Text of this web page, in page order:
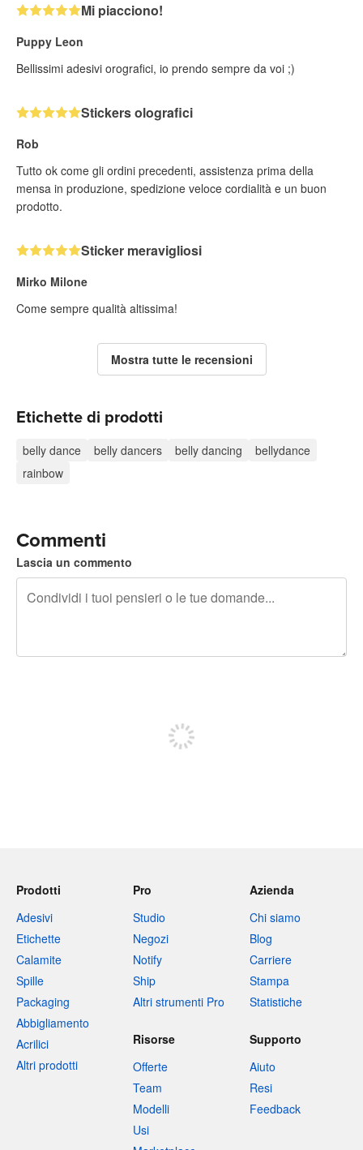
Mi piacciono!
Puppy Leon
Bellissimi adesivi orografici, io prendo sempre da voi ;)
Stickers olografici
Rob
Tutto ok come gli ordini precedenti, assistenza prima della
mensa in produzione, spedizione veloce cordialità e un buon
prodotto.
Sticker meravigliosi
Mirko Milone
Come sempre qualità altissima!
Mostra tutte le recensioni
Etichette di prodotti
belly dance belly dancers belly dancing
bellydance
rainbow
Commenti
Lascia un commento
Prodotti
Adesivi
Etichette
Calamite
Spille
Packaging
Abbigliamento
Acrilici
Altri prodotti
Pro
Studio
Negozi
Notify
Ship
Altri strumenti Pro
Azienda
Chi siamo
Blog
Carriere
Stampa
Statistiche
Risorse
Offerte
Team
Modelli
Usi
Supporto
Aiuto
Resi
Feedback